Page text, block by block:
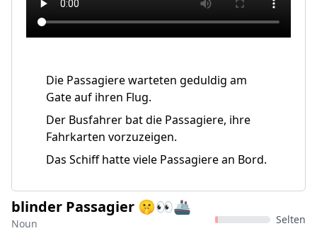
Die Passagiere warteten geduldig am
Gate auf ihren Flug.
Der Busfahrer bat die Passagiere, ihre
Fahrkarten vorzuzeigen.
Das Schiff hatte viele Passagiere an Bord.
blinder Passagier 🤫👀🚢
Noun Selten